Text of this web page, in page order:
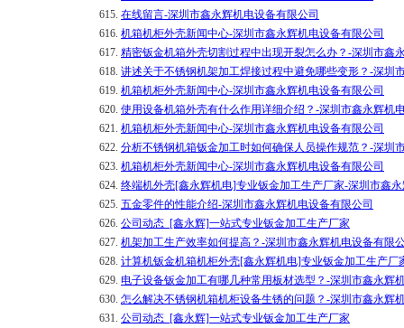
615. 在线留言-深圳市鑫永辉机电设备有限公司
616. 机箱机柜外壳新闻中心-深圳市鑫永辉机电设备有限公司
617. 精密钣金机箱外壳切割过程中出现开裂怎么办？-深圳市鑫
618. 讲述关于不锈钢机架加工焊接过程中避免哪些变形？-深圳
619. 机箱机柜外壳新闻中心-深圳市鑫永辉机电设备有限公司
620. 使用设备机箱外壳有什么作用详细介绍？-深圳市鑫永辉机
621. 机箱机柜外壳新闻中心-深圳市鑫永辉机电设备有限公司
622. 分析不锈钢机箱钣金加工时如何确保人员操作规范？-深圳
623. 机箱机柜外壳新闻中心-深圳市鑫永辉机电设备有限公司
624. 终端机外壳[鑫永辉机电]专业钣金加工生产厂家-深圳市鑫
625. 五金零件的性能介绍-深圳市鑫永辉机电设备有限公司
626. 公司动态_[鑫永辉]一站式专业钣金加工生产厂家
627. 机架加工生产效率如何提高？-深圳市鑫永辉机电设备有限
628. 计算机钣金机箱机柜外壳[鑫永辉机电]专业钣金加工生产厂
629. 电子设备钣金加工有哪几种常用板材选型？-深圳市鑫永辉
630. 怎么解决不锈钢机箱机柜设备生锈的问题？-深圳市鑫永辉
631. 公司动态_[鑫永辉]一站式专业钣金加工生产厂家